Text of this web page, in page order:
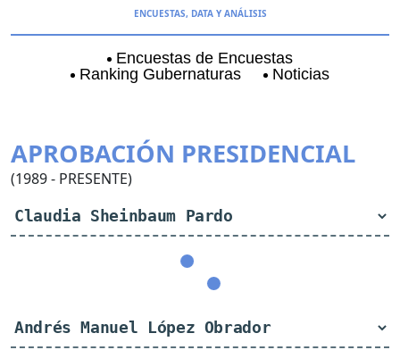
ENCUESTAS, DATA Y ANÁLISIS
Encuestas de Encuestas
Ranking Gubernaturas
Noticias
APROBACIÓN PRESIDENCIAL
(1989 - PRESENTE)